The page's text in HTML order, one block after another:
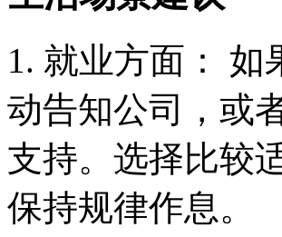
1. 就业方面：
动告知公司，或
支持。选择比较
保持规律作息。